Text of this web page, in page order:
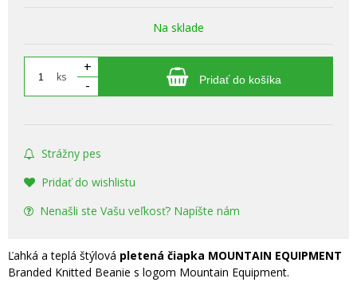
Na sklade
ks
+
-
Pridať do košíka
Strážny pes
Pridať do wishlistu
Nenašli ste Vašu veľkosť? Napíšte nám
Ľahká a teplá štýlová pletená čiapka MOUNTAIN EQUIPMENT
Branded Knitted Beanie s logom Mountain Equipment.